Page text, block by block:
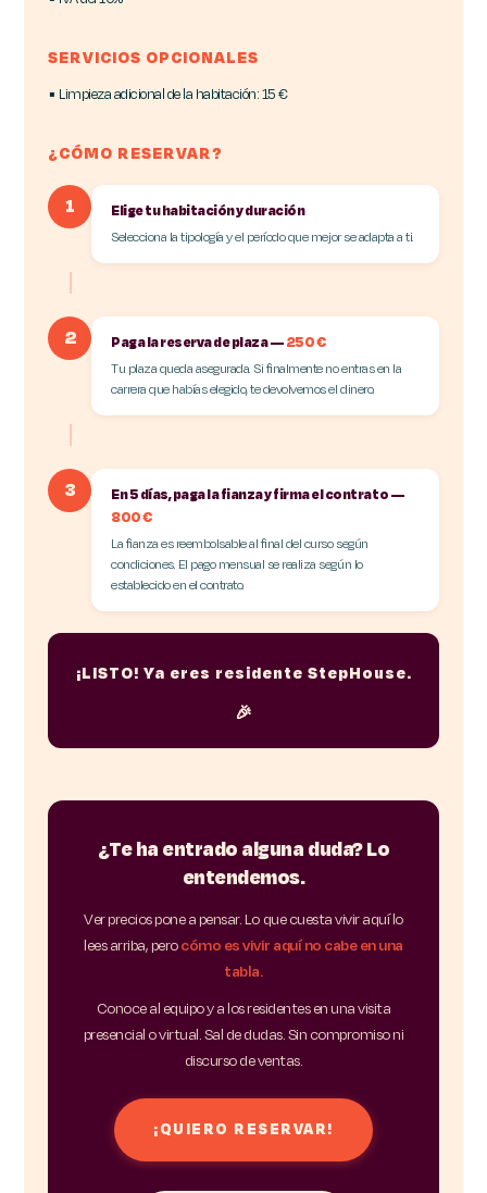
SERVICIOS OPCIONALES
▪ Limpieza adicional de la habitación: 15 €
¿CÓMO RESERVAR?
1
Elige tu habitación y duración
Selecciona la tipología y el período que mejor se adapta a ti.
2 Paga la reserva de plaza —250 €
Tu plaza queda asegurada. Si finalmente no entras en la
carrera que habías elegido, te devolvemos el dinero.
3
En 5 días, paga la fianza y firma el contrato —
800 €
La fianza es reembolsable al final del curso según
condiciones. El pago mensual se realiza según lo
establecido en el contrato.
¡LISTO! Ya eres residente StepHouse.
🎉
¿Te ha entrado alguna duda? Lo
entendemos.
Ver precios pone a pensar. Lo que cuesta vivir aquí lo
lees arriba, perocómo es vivir aquí no cabe en una
tabla.
Conoce al equipo y a los residentes en una visita
presencial o virtual. Sal de dudas. Sin compromiso ni
discurso de ventas.
¡QUIERO RESERVAR!